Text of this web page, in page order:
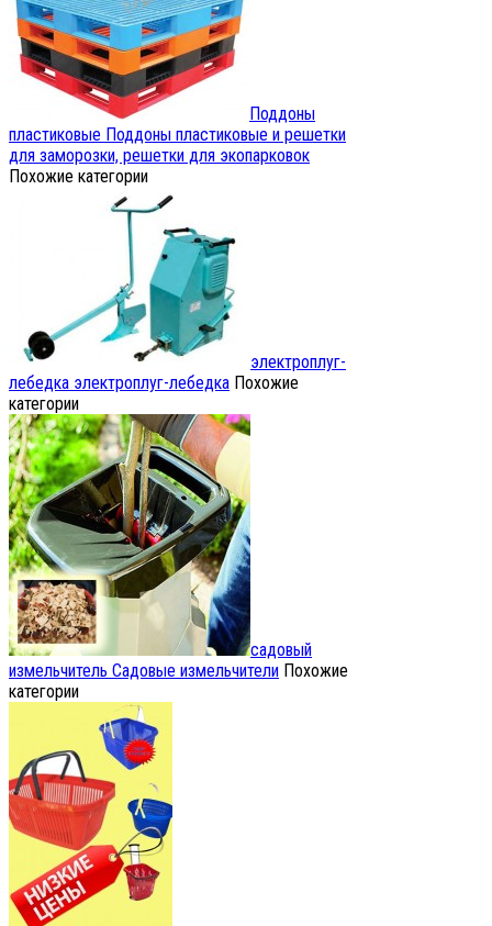
Поддоны
пластиковые Поддоны пластиковые и решетки
для заморозки, решетки для экопарковок
Похожие категории
электроплуг-
лебедка электроплуг-лебедка Похожие
категории
садовый
измельчитель Садовые измельчители Похожие
категории